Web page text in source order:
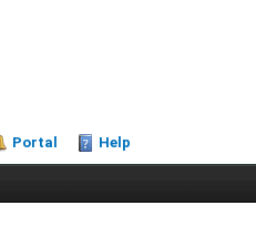
Portal Help